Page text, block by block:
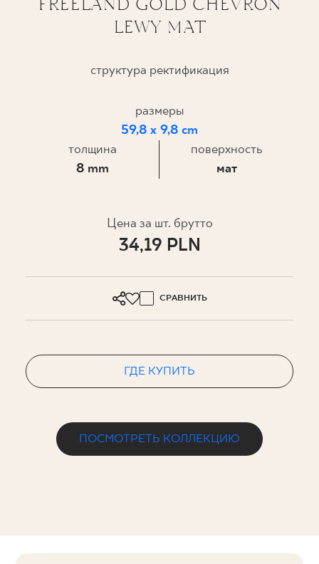
ГДЕ КУПИТЬ
МОЙ ПРОФИЛЬ
EN SK DE UK
LEWY MAT
структура ректификация
размеры
59,8 x 9,8 cm
толщина
8 mm
поверхность
мат
Цена за шт. брутто
34,19 PLN
СРАВНИТЬ
ГДЕ КУПИТЬ
ПОСМОТРЕТЬ КОЛЛЕКЦИЮ